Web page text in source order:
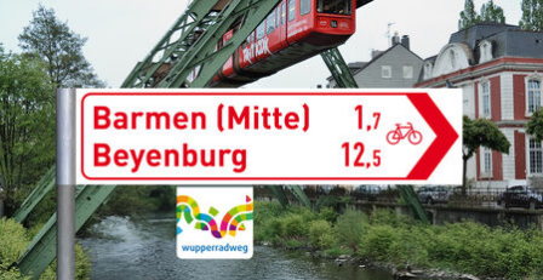
Zum Hauptinhalt springen
Erklärung zur Barrierefreiheit anzeigen